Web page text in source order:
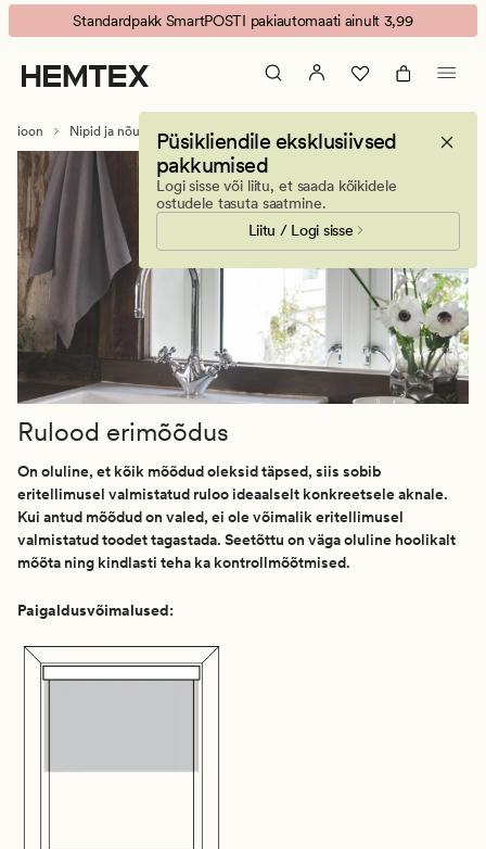
Rulood
erimõõdus
Animated
banner.
Press
ESCAPE
pause.
Standardpakk SmartPOSTI pakiautomaati ainult 3,99
Püsikliendile eksklusiivsed
pakkumised
Logi sisse või liitu, et saada kõikidele
ostudele tasuta saatmine.
Liitu / Logi sisse
Nipid ja nõuanded Aknakatted erimõõdus Rulood erimõõdus
Rulood erimõõdus
On oluline, et kõik mõõdud oleksid täpsed, siis sobib
eritellimusel valmistatud ruloo ideaalselt konkreetsele aknale.
Kui antud mõõdud on valed, ei ole võimalik eritellimusel
valmistatud toodet tagastada. Seetõttu on väga oluline hoolikalt
mõõta ning kindlasti teha ka kontrollmõõtmised.
Paigaldusvõimalused: